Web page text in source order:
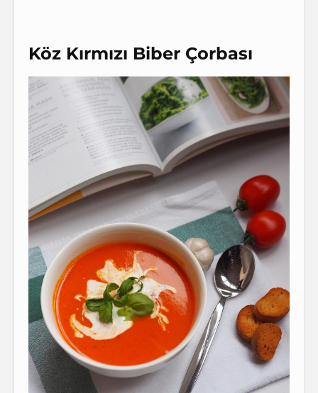
Köz Kırmızı Biber Çorbası